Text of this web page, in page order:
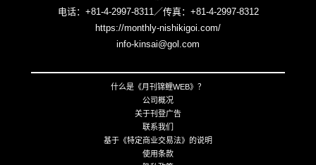
电话：+81-4-2997-8311／传真：+81-4-2997-8312
https://monthly-nishikigoi.com/
info-kinsai@gol.com
什么是《月刊锦鲤WEB》？
公司概况
关于刊登广告
联系我们
基于《特定商业交易法》的说明
使用条款